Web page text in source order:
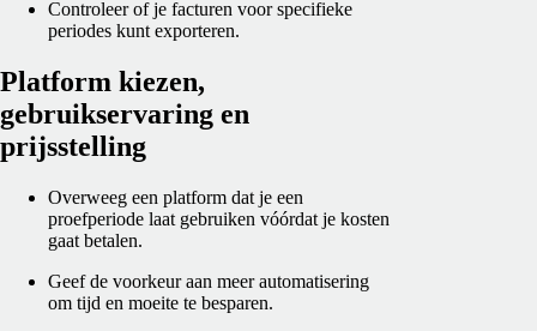
Controleer of je facturen voor specifieke
periodes kunt exporteren.
Platform kiezen,
gebruikservaring en
prijsstelling
Overweeg een platform dat je een
proefperiode laat gebruiken vóórdat je kosten
gaat betalen.
Geef de voorkeur aan meer automatisering
om tijd en moeite te besparen.